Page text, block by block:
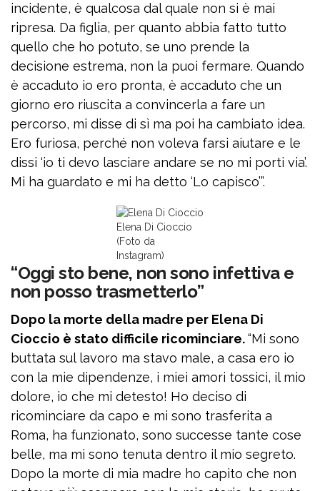
incidente, è qualcosa dal quale non si è mai
ripresa. Da figlia, per quanto abbia fatto tutto
quello che ho potuto, se uno prende la
decisione estrema, non la puoi fermare. Quando
è accaduto io ero pronta, è accaduto che un
giorno ero riuscita a convincerla a fare un
percorso, mi disse di sì ma poi ha cambiato idea.
Ero furiosa, perché non voleva farsi aiutare e le
dissi ‘io ti devo lasciare andare se no mi porti via’.
Mi ha guardato e mi ha detto ‘Lo capisco’”.
Elena Di Cioccio
(Foto da
Instagram)
“Oggi sto bene, non sono infettiva e
non posso trasmetterlo”
Dopo la morte della madre per Elena Di
Cioccio è stato difficile ricominciare.“Mi sono
buttata sul lavoro ma stavo male, a casa ero io
con la mie dipendenze, i miei amori tossici, il mio
dolore, io che mi detesto! Ho deciso di
ricominciare da capo e mi sono trasferita a
Roma, ha funzionato, sono successe tante cose
belle, ma mi sono tenuta dentro il mio segreto.
Dopo la morte di mia madre ho capito che non